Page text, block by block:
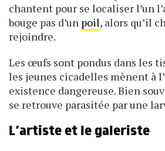
chantent pour se localiser l’un
bouge pas d’un poil, alors qu’il
rejoindre.
Les œufs sont pondus dans les
les jeunes cicadelles mènent à
existence dangereuse. Bien
se retrouve parasitée par une
L’artiste et le galeriste